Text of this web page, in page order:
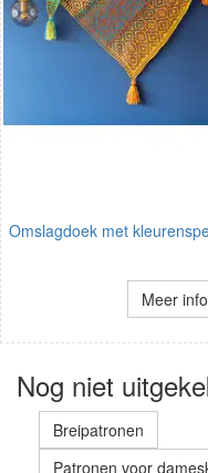
Omslagdoek met
Meer info
Nog niet
Breipatronen
Patronen voor